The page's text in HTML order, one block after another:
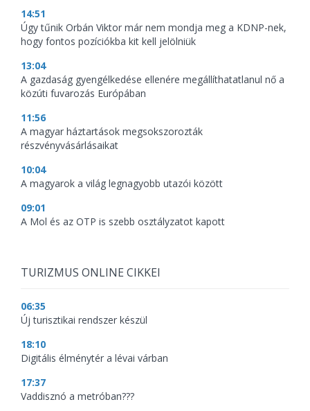
14:51
Úgy tűnik Orbán Viktor már nem mondja meg a KDNP-nek,
hogy fontos pozíciókba kit kell jelölniük
13:04
A gazdaság gyengélkedése ellenére megállíthatatlanul nő a
közúti fuvarozás Európában
11:56
A magyar háztartások megsokszorozták
részvényvásárlásaikat
10:04
A magyarok a világ legnagyobb utazói között
09:01
A Mol és az OTP is szebb osztályzatot kapott
TURIZMUS ONLINE CIKKEI
06:35
Új turisztikai rendszer készül
18:10
Digitális élménytér a lévai várban
17:37
Vaddisznó a metróban???